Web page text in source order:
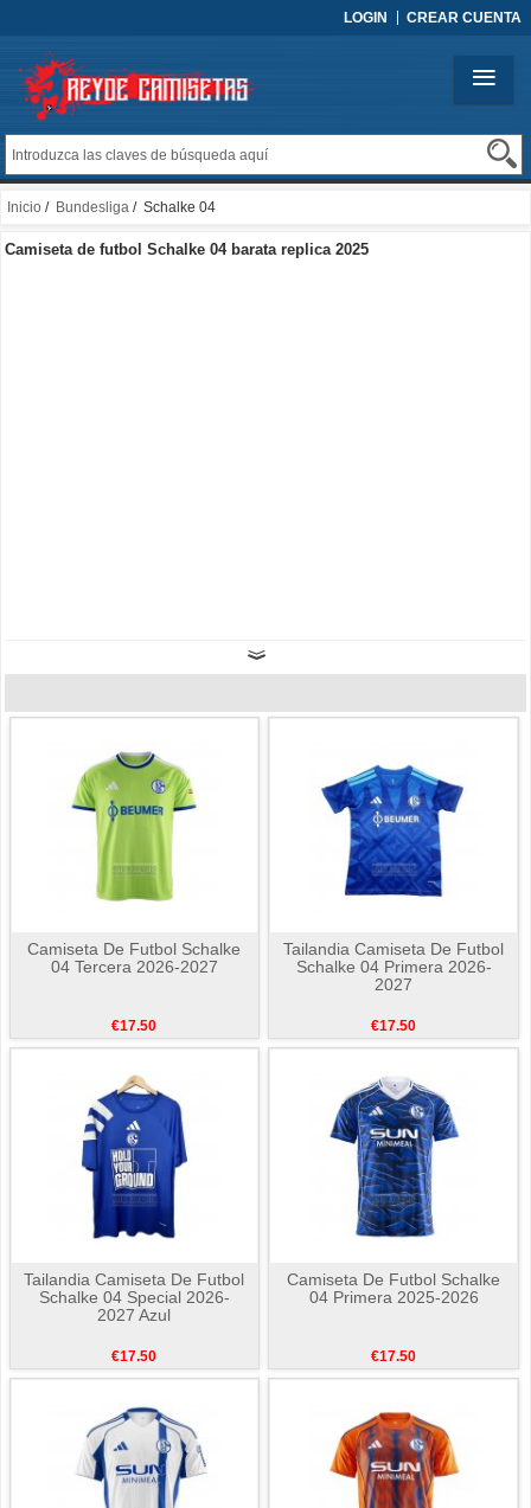
LOGIN CREAR CUENTA
Inicio / Bundesliga / Schalke 04
Camiseta de futbol Schalke 04 barata replica 2025
Camiseta De Futbol Schalke
04 Tercera 2026-2027
€17.50
Tailandia Camiseta De Futbol
Schalke 04 Primera 2026-
2027
€17.50
Tailandia Camiseta De Futbol
Schalke 04 Special 2026-
2027 Azul
€17.50
Camiseta De Futbol Schalke
04 Primera 2025-2026
€17.50